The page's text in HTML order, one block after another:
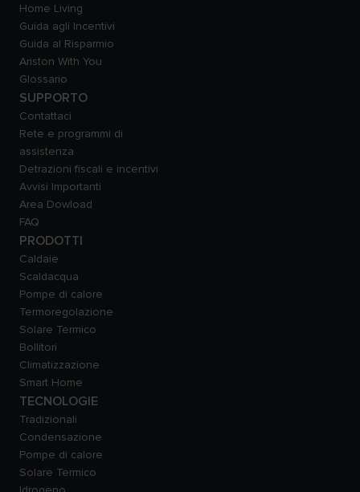
Home Living
Guida agli Incentivi
Guida al Risparmio
Ariston With You
Glossario
SUPPORTO
Contattaci
Rete e programmi di
assistenza
Detrazioni fiscali e incentivi
Avvisi Importanti
Area Dowload
FAQ
PRODOTTI
Caldaie
Scaldacqua
Pompe di calore
Termoregolazione
Solare Termico
Bollitori
Climatizzazione
Smart Home
TECNOLOGIE
Tradizionali
Condensazione
Pompe di calore
Solare Termico